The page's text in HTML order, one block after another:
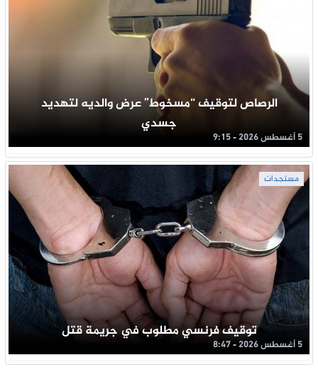
الرصاص لتوقيف “مسخوط” عرض والديه لتهديد
جسدي
5 أغسطس 2026 - 9:15
مستجدات
توقيف فرنسي مطلوب في جريمة قتل
5 أغسطس 2026 - 8:47